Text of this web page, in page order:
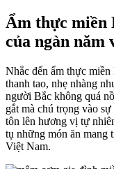
Ẩm thực miền
của ngàn năm
Nhắc đến ẩm thực
thanh tao, nhẹ nhàng
người Bắc không quá
gắt mà chú trọng vào
tôn lên hương vị tự
tụ những món ăn mang
Việt Nam.